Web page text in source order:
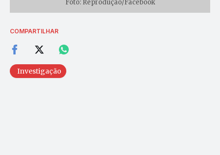
Foto: Reprodução/Facebook
COMPARTILHAR
Investigação